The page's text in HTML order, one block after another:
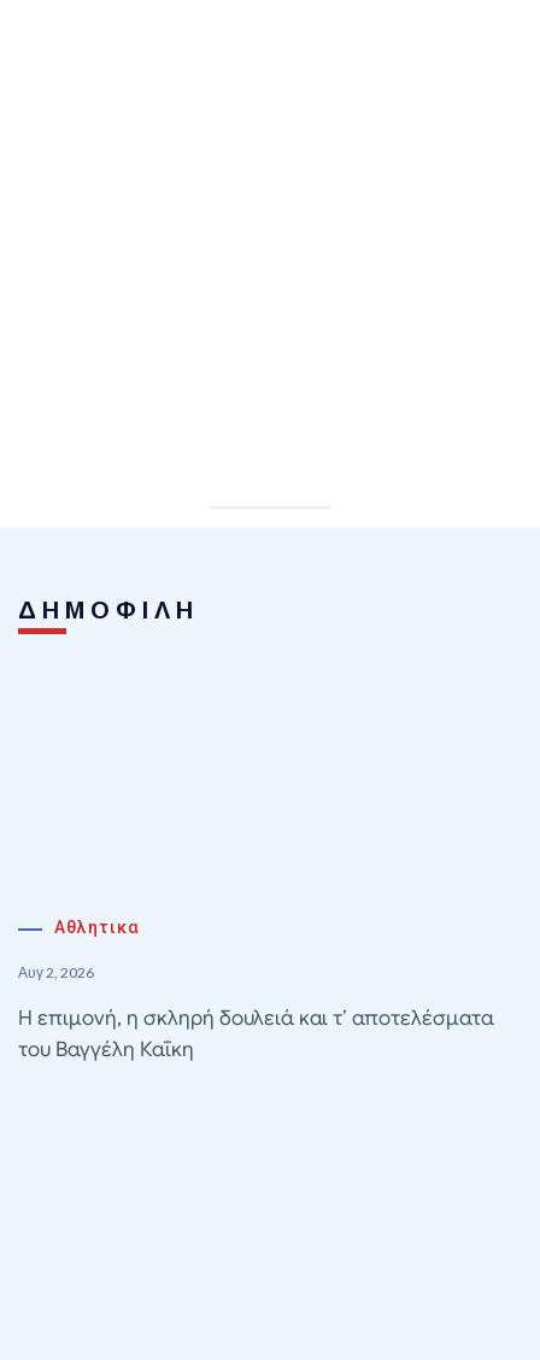
ΔΗΜΟΦΙΛΗ
Αθλητικα
Αυγ 2, 2026
Η επιμονή, η σκληρή δουλειά και τ’ αποτελέσματα
του Βαγγέλη Καΐκη